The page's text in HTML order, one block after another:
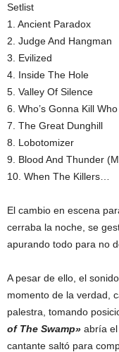
Setlist
1. Ancient Paradox
2. Judge And Hangman
3. Evilized
4. Inside The Hole
5. Valley Of Silence
6. Who’s Gonna Kill Who
7. The Great Dunghill
8. Lobotomizer
9. Blood And Thunder
10. When The Killers…
El cambio en escena
cerraba la noche, se
apurando todo para no
A pesar de ello, el
momento de la verdad,
palestra, tomando
of The Swamp» abría
cantante saltó para